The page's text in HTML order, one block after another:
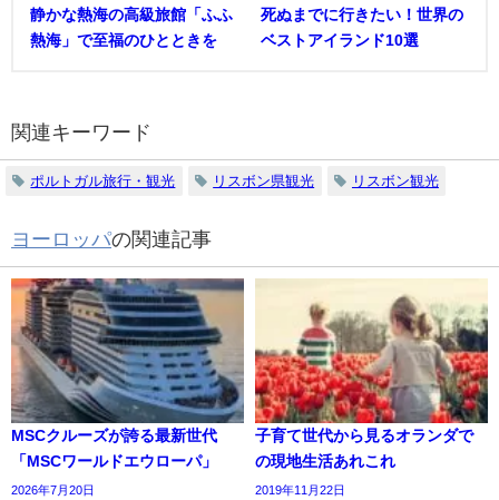
静かな熱海の高級旅館「ふふ
熱海」で至福のひとときを
死ぬまでに行きたい！世界の
ベストアイランド10選
関連キーワード
ポルトガル旅行・観光 リスボン県観光 リスボン観光
ヨーロッパの関連記事
MSCクルーズが誇る最新世代
「MSCワールドエウローパ」
2026年7月20日
子育て世代から見るオランダで
の現地生活あれこれ
2019年11月22日